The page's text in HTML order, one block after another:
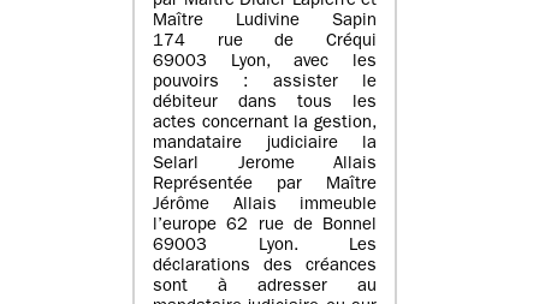
Maître Ludivine Sapin
174 rue de Créqui
69003 Lyon, avec les
pouvoirs : assister le
débiteur dans tous les
actes concernant la gestion,
mandataire judiciaire la
Selarl Jerome Allais
Représentée par Maître
Jérôme Allais immeuble
l’europe 62 rue de Bonnel
69003 Lyon. Les
déclarations des créances
sont à adresser au